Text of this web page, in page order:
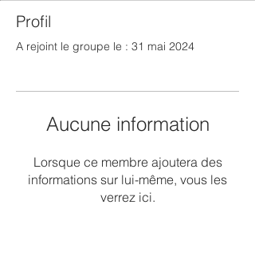
Profil
A rejoint le groupe le : 31 mai 2024
Aucune information
Lorsque ce membre ajoutera des
informations sur lui-même, vous les
verrez ici.